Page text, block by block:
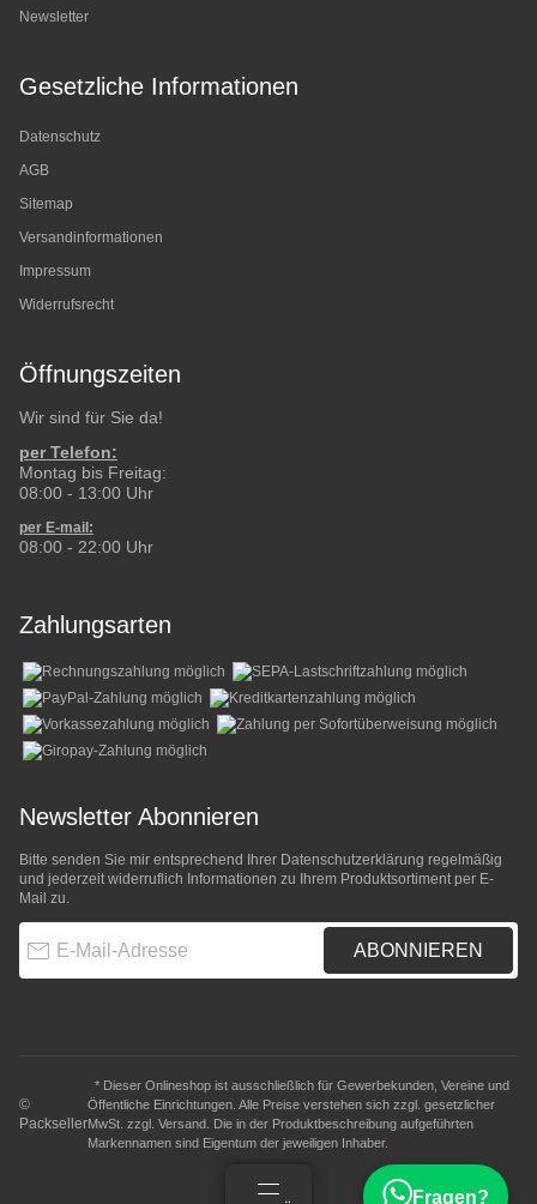
Newsletter
Gesetzliche Informationen
Datenschutz
AGB
Sitemap
Versandinformationen
Impressum
Widerrufsrecht
Öffnungszeiten
Wir sind für Sie da!
per Telefon:
Montag bis Freitag:
08:00 - 13:00 Uhr
per E-mail:
08:00 - 22:00 Uhr
Zahlungsarten
Newsletter Abonnieren
Bitte senden Sie mir entsprechend Ihrer Datenschutzerklärung regelmäßig
und jederzeit widerruflich Informationen zu Ihrem Produktsortiment per E-
Mail zu.
ABONNIEREN
©
Packseller
* Dieser Onlineshop ist ausschließlich für Gewerbekunden, Vereine und
Öffentliche Einrichtungen. Alle Preise verstehen sich zzgl. gesetzlicher
MwSt. zzgl. Versand . Die in der Produktbeschreibung aufgeführten
Markennamen sind Eigentum der jeweiligen Inhaber.
Fragen?